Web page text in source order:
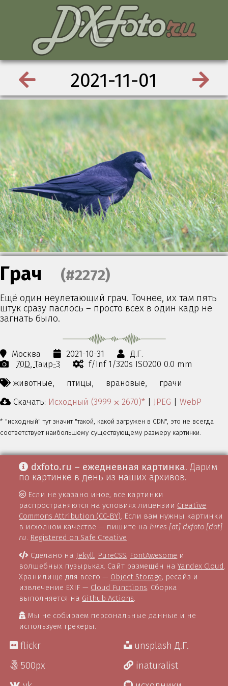
2021-11-01
Грач (#2272)
Ещё один неулетающий грач. Точнее, их там пять
штук сразу паслось – просто всех в один кадр не
загнать было.
Москва 2021-10-31
Д.Г.
70D Таир-3
f/Inf 1/320s ISO200 0.0 mm
животные,
птицы, врановые,
грачи
Скачать: Исходный (3999 ⨉ 2670)* | JPEG | WebP
* "исходный" тут значит "такой, какой загружен в CDN", это не всегда
соответствует наибольшему существующему размеру картинки.
dxfoto.ru – ежедневная картинка. Дарим
по картинке в день из наших архивов.
Если не указано иное, все картинки
распространяются на условиях лицензии Creative
Commons Attribution (CC-BY). Если вам нужны картинки
в исходном качестве — пишите на hires [at] dxfoto [dot]
ru. Registered on Safe Creative
Сделано на Jekyll, PureCSS, FontAwesome и
волшебных пузырьках. Сайт размещён наYandex Cloud
Хранилище для всего — Object Storage, ресайз и
извлечение EXIF — Cloud Functions . Сборка
выполняется на Github Actions
Мы не собираем персональные данные и не
используем трекеры.
flickr
500px
unsplash Д.Г.
inaturalist